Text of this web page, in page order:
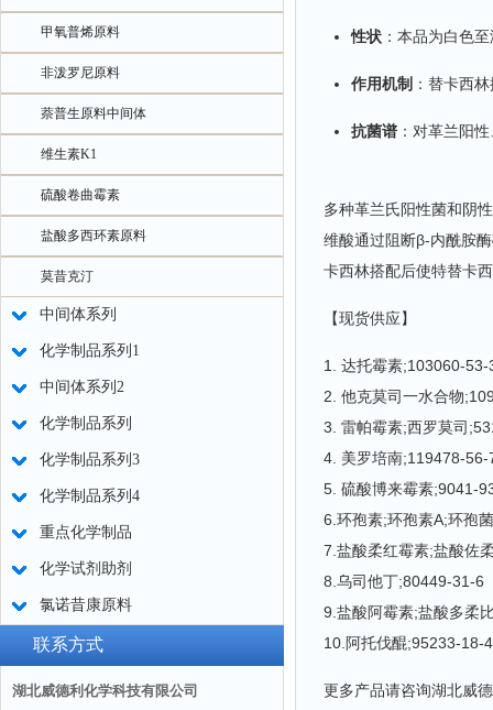
甲氧普烯原料
非泼罗尼原料
萘普生原料中间体
维生素K1
硫酸卷曲霉素
盐酸多西环素原料
莫昔克汀
中间体系列
化学制品系列1
中间体系列2
化学制品系列
化学制品系列3
化学制品系列4
重点化学制品
化学试剂助剂
氯诺昔康原料
联系方式
湖北威德利化学科技有限公司
性状 ：本品为白色
作用机制 ：替卡西
抗菌谱 ：对革兰阳
多种革兰氏阳性菌和阴
维酸通过阻断β-内酰胺
卡西林搭配后使特替卡
【现货供应】
1. 达托霉素;103060-53-
2. 他克莫司一水合物
3. 雷帕霉素;西罗莫司
4. 美罗培南;119478-56-
5. 硫酸博来霉素;9041-
6.环孢素;环孢素A;环孢
7.盐酸柔红霉素;盐酸佐
8.乌司他丁;80449-31-6
9.盐酸阿霉素;盐酸多柔
10.阿托伐醌;95233-18-4
更多产品请咨询湖北威